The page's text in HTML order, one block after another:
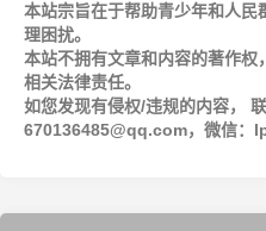
本站宗旨在于帮助青少年和人
理困扰。
本站不拥有文章和内容的著作
相关法律责任。
如您发现有侵权/违规的内容，
670136485@qq.com，微信：